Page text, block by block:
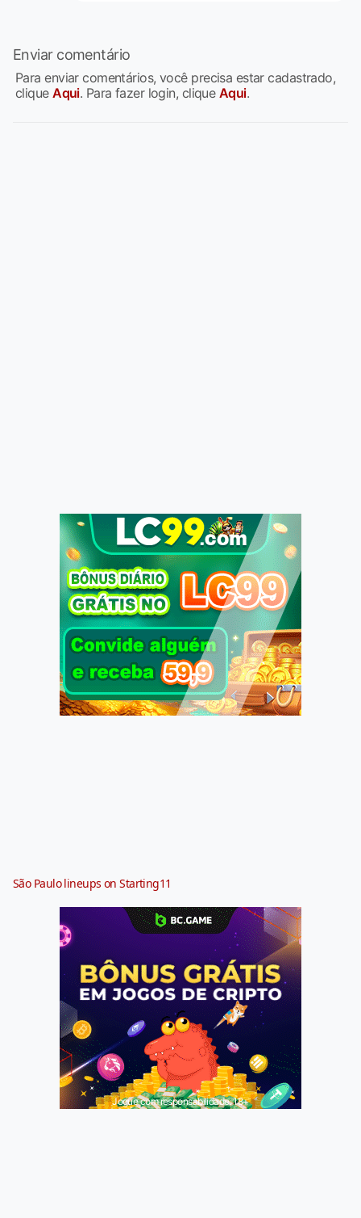
Enviar comentário
Para enviar comentários, você precisa estar cadastrado,
cliqueAqui. Para fazer login, clique Aqui.
São Paulo lineups on Starting11
Jogue com responsabilidade. 18+